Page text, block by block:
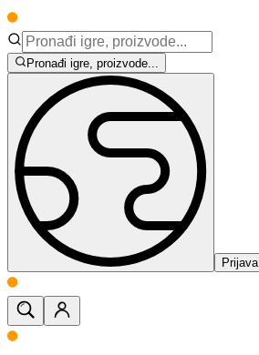
Pronađi igre, proizvode...
Prijava